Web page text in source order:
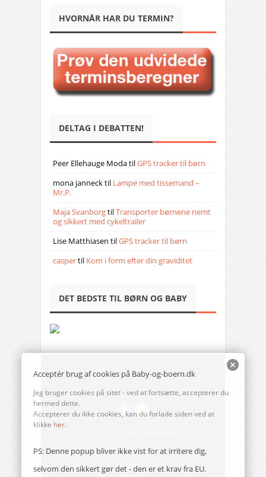
HVORNÅR HAR DU TERMIN?
DELTAG I DEBATTEN!
Peer Ellehauge ModatilGPS tracker til børn
mona jannecktil Lampe med tissemand –
Mr.P.
Maja SvanborgtilTransporter børnene nemt
og sikkert med cykeltrailer
Lise Matthiasen tilGPS tracker til børn
caspertil Kom i form efter din graviditet
DET BEDSTE TIL BØRN OG BABY
Send en mail til redaktionen
Acceptér brug af cookies på Baby-og-boern.dk
Jeg bruger cookies på sitet - ved at fortsætte, accepterer du
hermed dette.
Accepterer du ikke cookies, kan du forlade siden ved at
klikke her.
PS: Denne popup bliver ikke vist for at irritere dig,
selvom den sikkert gør det - den er et krav fra EU.